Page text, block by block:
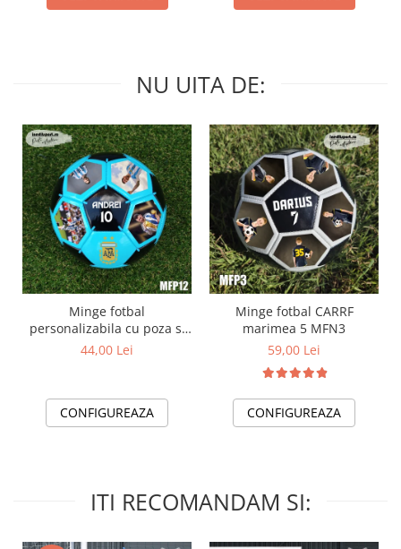
NU UITA DE:
Minge fotbal
personalizabila cu poza si
text MFN12
44,00 Lei
CONFIGUREAZA
Minge fotbal CARRF
marimea 5 MFN3
59,00 Lei
CONFIGUREAZA
ITI RECOMANDAM SI: